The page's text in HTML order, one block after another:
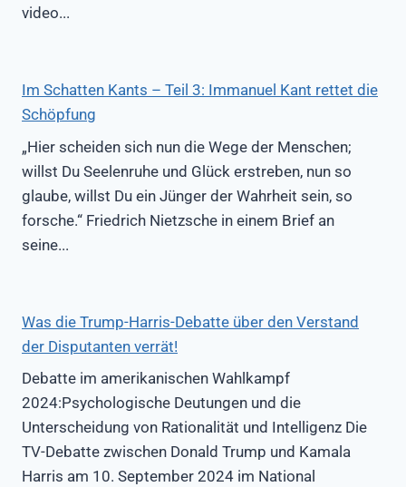
video...
Im Schatten Kants – Teil 3: Immanuel Kant rettet die
Schöpfung
„Hier scheiden sich nun die Wege der Menschen;
willst Du Seelenruhe und Glück erstreben, nun so
glaube, willst Du ein Jünger der Wahrheit sein, so
forsche.“ Friedrich Nietzsche in einem Brief an
seine...
Was die Trump-Harris-Debatte über den Verstand
der Disputanten verrät!
Debatte im amerikanischen Wahlkampf
2024:Psychologische Deutungen und die
Unterscheidung von Rationalität und Intelligenz Die
TV-Debatte zwischen Donald Trump und Kamala
Harris am 10. September 2024 im National